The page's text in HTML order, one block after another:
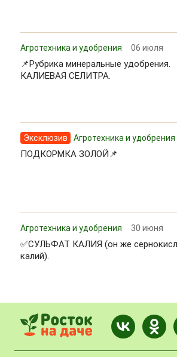
Агротехника и удобрения 06 июля
📌Рубрика минеральные удобрения.
КАЛИЕВАЯ СЕЛИТРА.
Эксклюзив Агротехника и удобрения
ПОДКОРМКА ЗОЛОЙ📌
Агротехника и удобрения 30 июня
✅СУЛЬФАТ КАЛИЯ (он же
калий).